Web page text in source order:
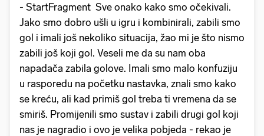
- StartFragment Sve onako kako smo očekivali.
Jako smo dobro ušli u igru i kombinirali, zabili smo
gol i imali još nekoliko situacija, žao mi je što nismo
zabili još koji gol. Veseli me da su nam oba
napadača zabila golove. Imali smo malo konfuziju
u rasporedu na početku nastavka, znali smo kako
se kreću, ali kad primiš gol treba ti vremena da se
smiriš. Promijenili smo sustav i zabili drugi gol koji
nas je nagradio i ovo je velika pobjeda - rekao je